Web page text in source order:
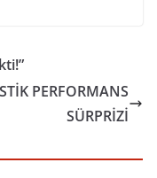
PERFORMANS
SÜRPRİZİ